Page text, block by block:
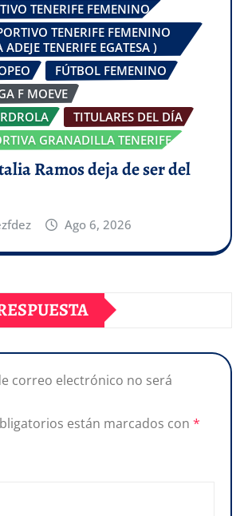
TENERIFE FEMENINO
TENERIFE FEMENINO
ADEJE TENERIFE EGATESA )
FÚTBOL FEMENINO
F MOEVE
TITULARES DEL DÍA
GRANADILLA TENERIFE
Ramos deja de ser del
Ago 6, 2026
correo electrónico no será
están marcados con *